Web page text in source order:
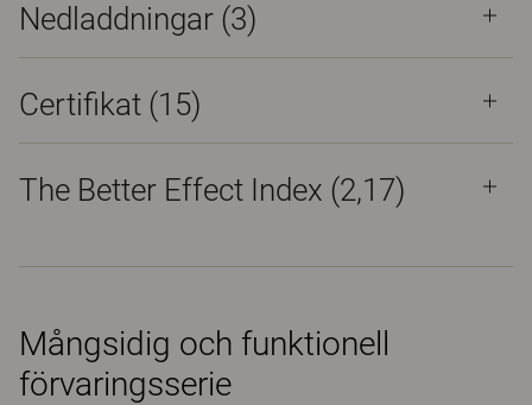
Nedladdningar (3)
Certifikat (15)
The Better Effect Index (2,17)
Mångsidig och funktionell
förvaringsserie